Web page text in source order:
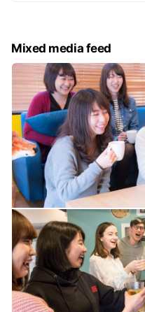
Mixed media feed